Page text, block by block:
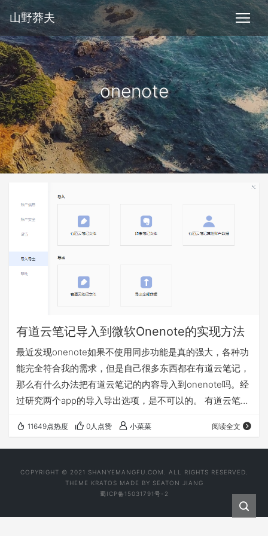
山野莽夫
onenote
有道云笔记导入到微软Onenote的实现方法
最近发现onenote如果不使用同步功能是真的强大，各种功
能完全符合我的需求，但是自己很多东西都在有道云笔记，
那么有什么办法把有道云笔记的内容导入到onenote吗。经
过研究两个app的导入导出选项，是不可以的。 有道云笔记
PDF。再看onenote，onenote导入功能只能导入自己的笔
记和分区。导出可以到处自己的分区笔记，也可导出word
是有一种转换的方法如下： 1.把有道云笔记导出到word …
11649点热度 0人点赞 小菜菜 阅读全文
COPYRIGHT © 2021 SHANYEMANGFU.COM. ALL RIGHTS RESERVED.
THEME KRATOS MADE BY SEATON JIANG
蜀ICP备15031791号-2